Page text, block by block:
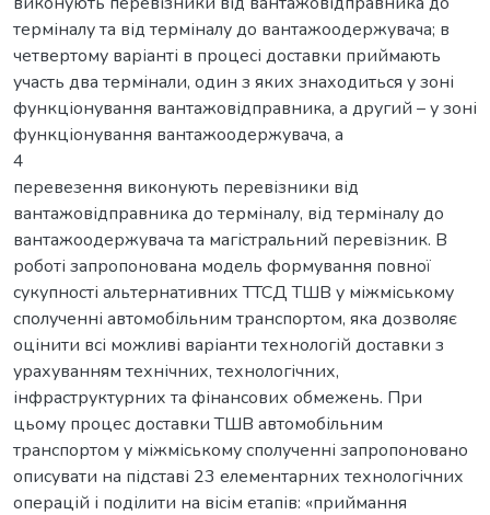
терміналу та від терміналу до вантажоодержувача; в
четвертому варіанті в процесі доставки приймають
участь два термінали, один з яких знаходиться у зоні
функціонування вантажовідправника, а другий – у зоні
функціонування вантажоодержувача, а
4
перевезення виконують перевізники від
вантажовідправника до терміналу, від терміналу до
вантажоодержувача та магістральний перевізник. В
роботі запропонована модель формування повної
сукупності альтернативних ТТСД ТШВ у міжміському
сполученні автомобільним транспортом, яка дозволяє
оцінити всі можливі варіанти технологій доставки з
урахуванням технічних, технологічних,
інфраструктурних та фінансових обмежень. При
цьому процес доставки ТШВ автомобільним
транспортом у міжміському сполученні запропоновано
описувати на підставі 23 елементарних технологічних
операцій і поділити на вісім етапів: «приймання